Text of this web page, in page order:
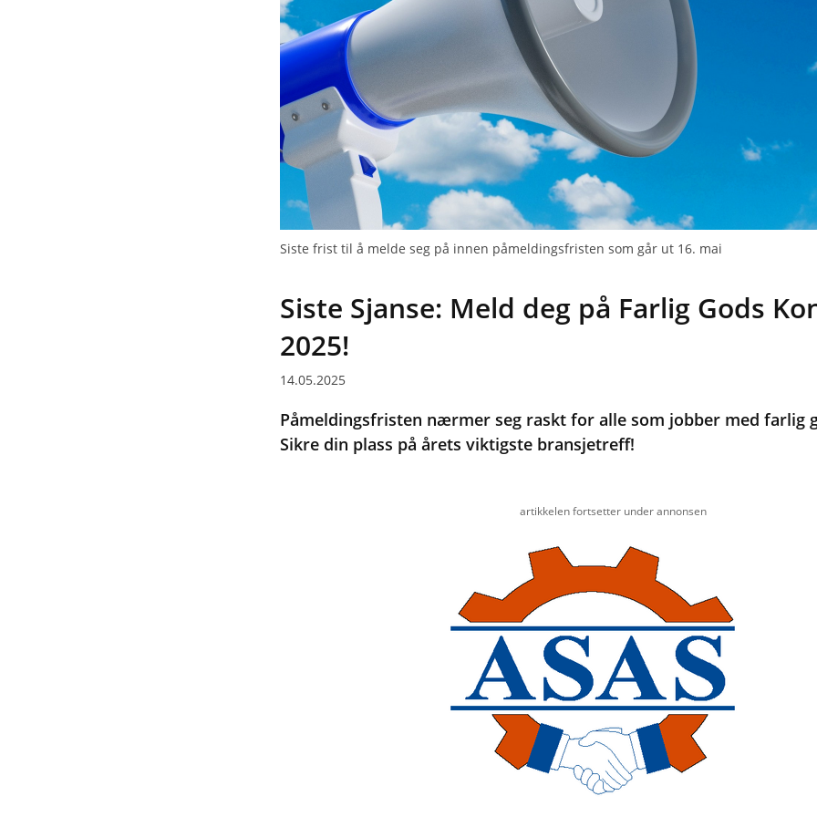
Siste frist til å melde seg på innen påmeldingsfristen som går ut 16. mai
Siste Sjanse: Meld deg på Farlig Gods
2025!
14.05.2025
Påmeldingsfristen nærmer seg raskt for alle som jobber med farlig
Sikre din plass på årets viktigste bransjetreff!
artikkelen fortsetter under annonsen